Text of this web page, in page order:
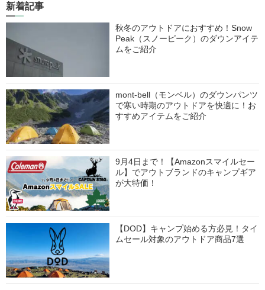
新着記事
秋冬のアウトドアにおすすめ！Snow
Peak（スノーピーク）のダウンアイテ
ムをご紹介
mont-bell（モンベル）のダウンパンツ
で寒い時期のアウトドアを快適に！お
すすめアイテムをご紹介
9月4日まで！【Amazonスマイルセー
ル】でアウトブランドのキャンプギア
が大特価！
【DOD】キャンプ始める方必見！タイ
ムセール対象のアウトドア商品7選